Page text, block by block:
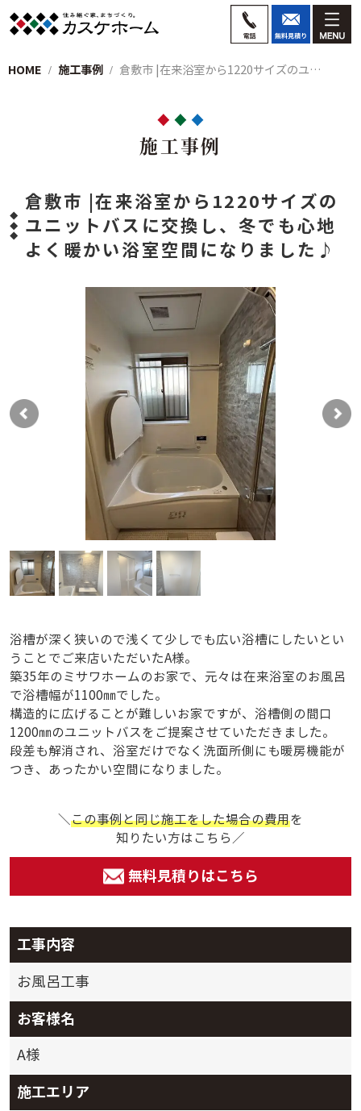
HOME 施工事例 倉敷市 |在来浴室から1220サイズのユ…
施工事例
倉敷市 |在来浴室から1220サイズの
ユニットバスに交換し、冬でも心地
よく暖かい浴室空間になりました♪
浴槽が深く狭いので浅くて少しでも広い浴槽にしたいとい
うことでご来店いただいたA様。
築35年のミサワホームのお家で、元々は在来浴室のお風呂
で浴槽幅が1100㎜でした。
構造的に広げることが難しいお家ですが、浴槽側の間口
1200㎜のユニットバスをご提案させていただきました。
段差も解消され、浴室だけでなく洗面所側にも暖房機能が
つき、あったかい空間になりました。
＼この事例と同じ施工をした場合の費用を
知りたい方はこちら／
無料見積りはこちら
工事内容
お風呂工事
お客様名
A様
施工エリア